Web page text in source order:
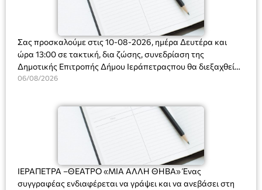
Σας προσκαλούμε στις 10-08-2026, ημέρα Δευτέρα και
ώρα 13:00 σε τακτική, δια ζώσης, συνεδρίαση της
Δημοτικής Επιτροπής Δήμου Ιεράπετραςπου θα διεξαχθεί
στο Δημοτικό Κατάστημα, Δημοκρατίας 31 στην αίθουσα
και λήψη αποφάσεων στα παρακάτω θέματα:
06/08/2026
ΙΕΡΑΠΕΤΡΑ –ΘΕΑΤΡΟ «ΜΙΑ ΑΛΛΗ ΘΗΒΑ» Ένας
συγγραφέας ενδιαφέρεται να γράψει και να ανεβάσει στη